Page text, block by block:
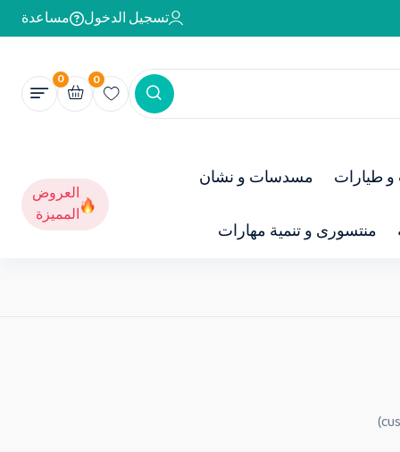
تسجيل الدخول مساعدة
0
0
و طيارات مسدسات و نشان
منتسورى و تنمية مهارات
العروض
المميزة